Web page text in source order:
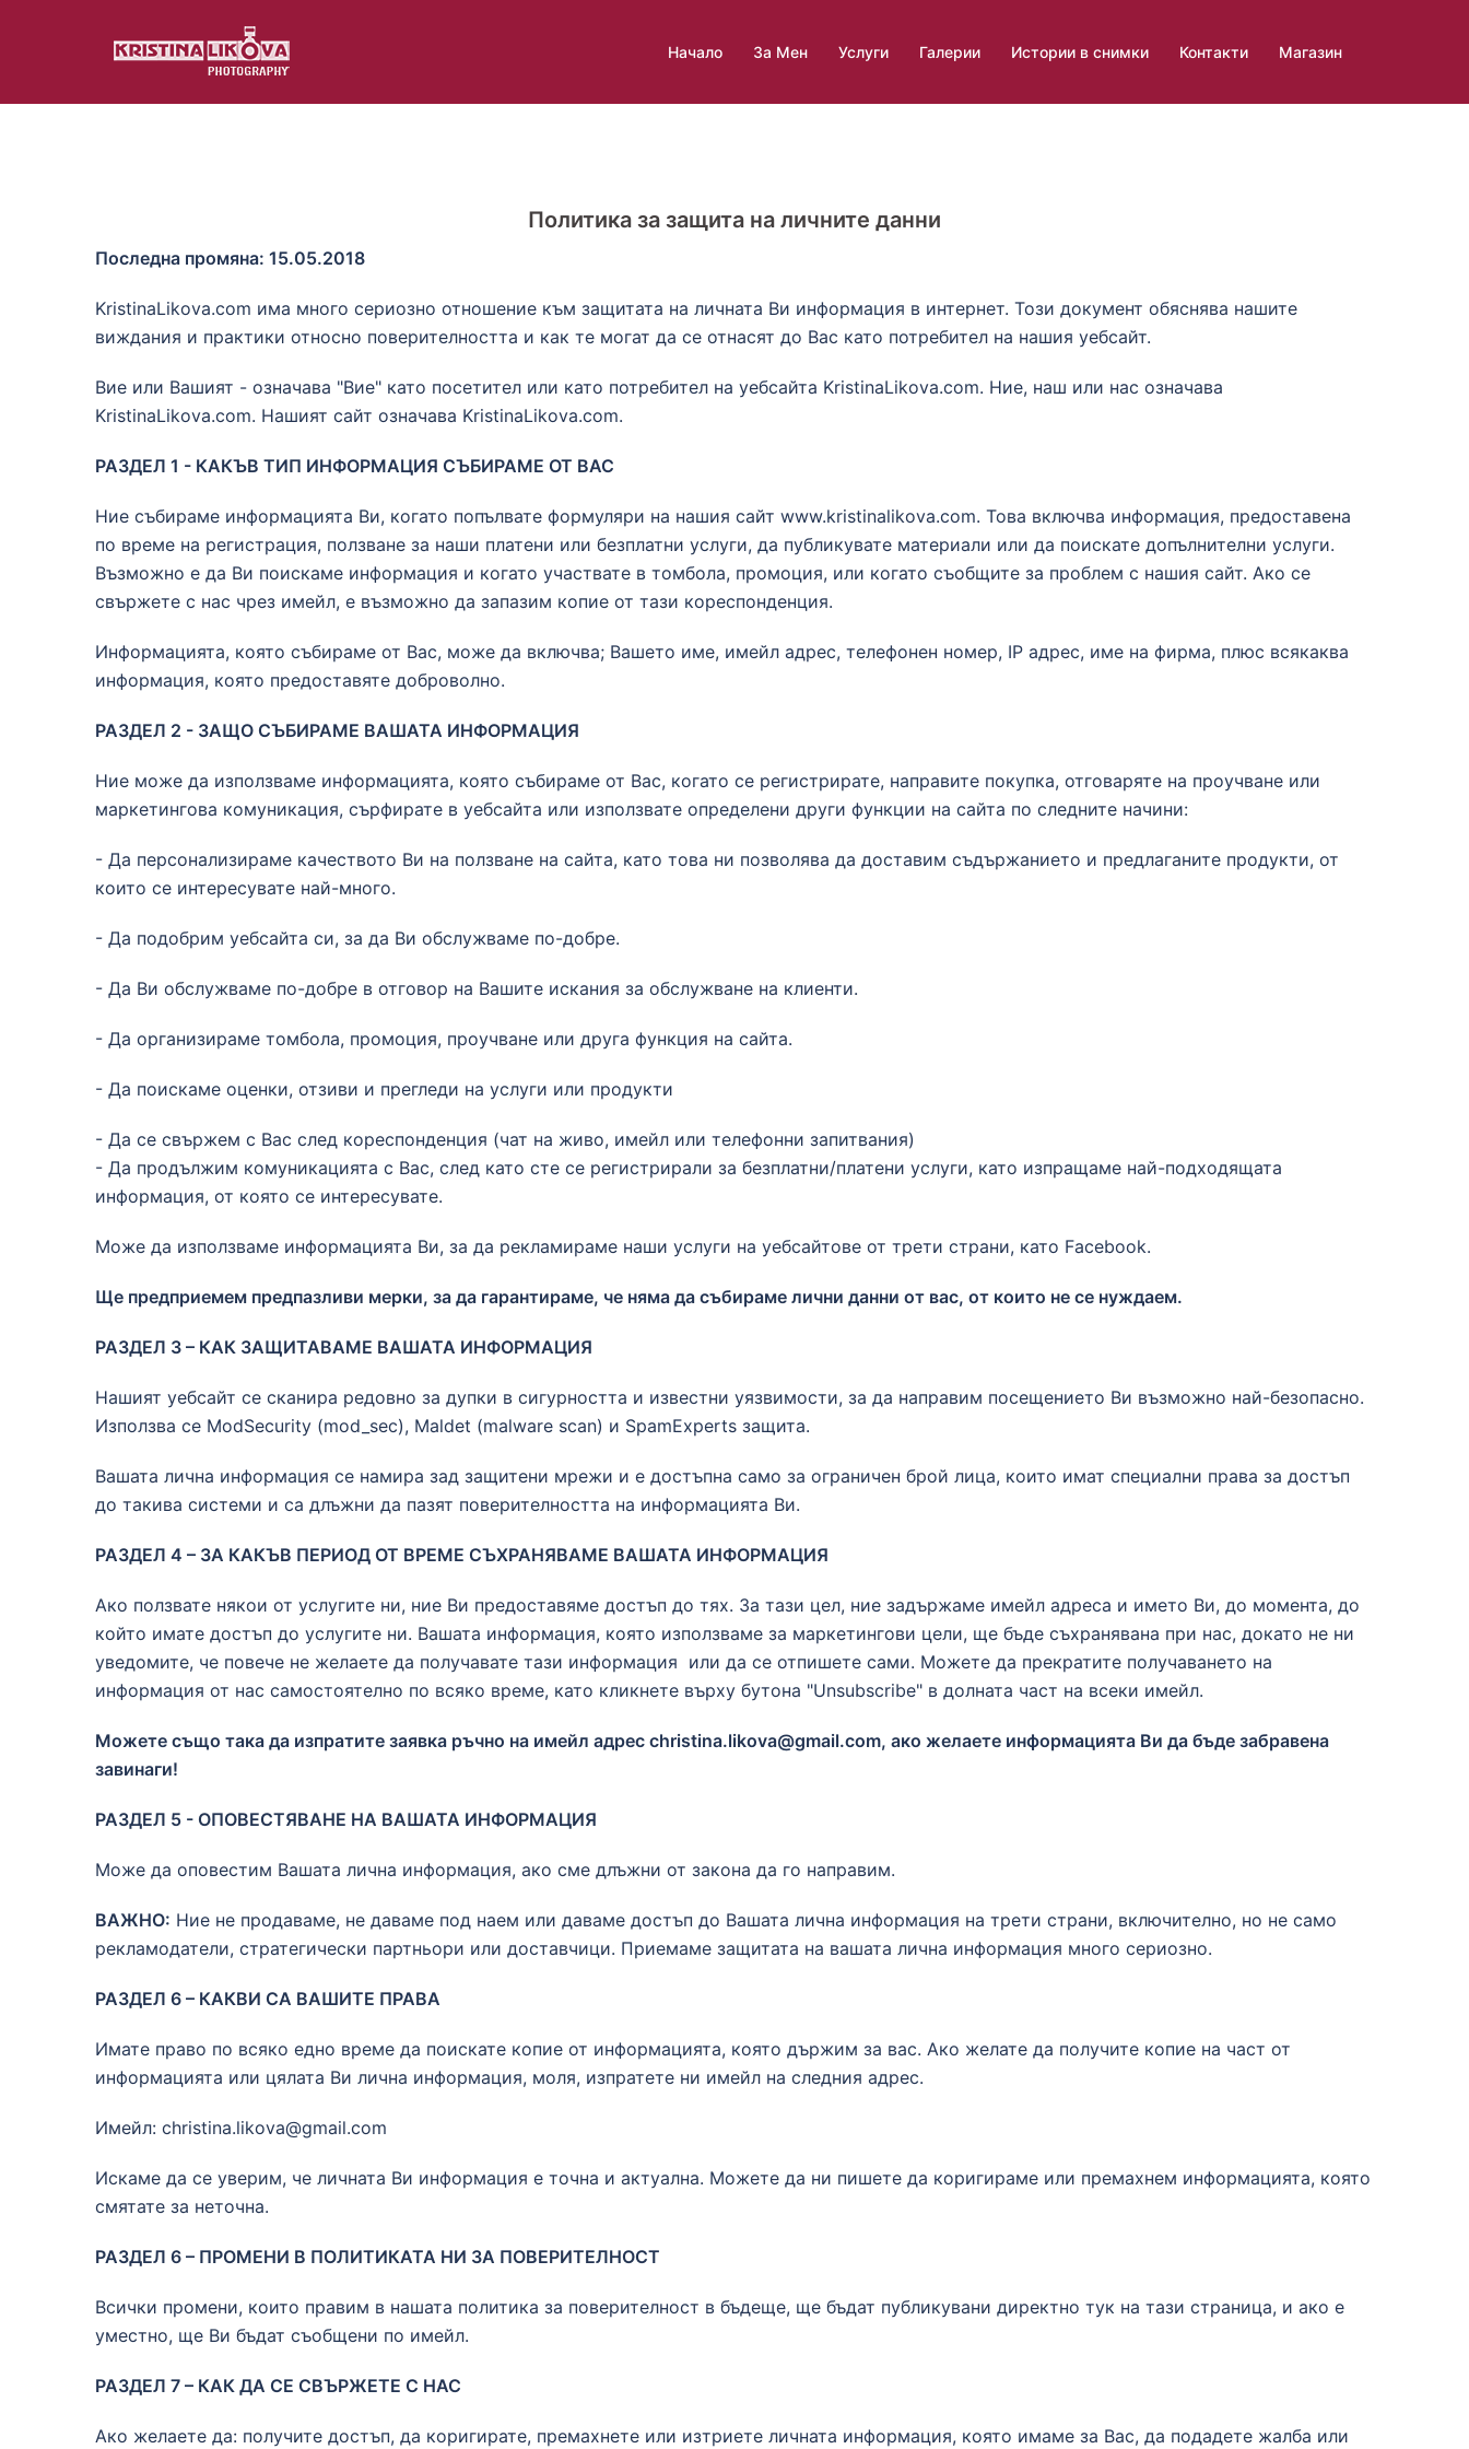
Начало За Мен Услуги Галерии Истории в снимки Контакти Магазин
Политика за защита на личните данни
Последна промяна: 15.05.2018
KristinaLikova.com има много сериозно отношение към защитата на личната Ви информация в интернет. Този документ обяснява нашите
виждания и практики относно поверителността и как те могат да се отнасят до Вас като потребител на нашия уебсайт.
Вие или Вашият - означава "Вие" като посетител или като потребител на уебсайта KristinaLikova.com. Ние, наш или нас означава
KristinaLikova.com. Нашият сайт означава KristinaLikova.com.
РАЗДЕЛ 1 - КАКЪВ ТИП ИНФОРМАЦИЯ СЪБИРАМЕ ОТ ВАС
Ние събираме информацията Ви, когато попълвате формуляри на нашия сайт www.kristinalikova.com. Това включва информация, предоставена
по време на регистрация, ползване за наши платени или безплатни услуги, да публикувате материали или да поискате допълнителни услуги.
Възможно е да Ви поискаме информация и когато участвате в томбола, промоция, или когато съобщите за проблем с нашия сайт. Ако се
свържете с нас чрез имейл, е възможно да запазим копие от тази кореспонденция.
Информацията, която събираме от Вас, може да включва; Вашето име, имейл адрес, телефонен номер, IP адрес, име на фирма, плюс всякаква
информация, която предоставяте доброволно.
РАЗДЕЛ 2 - ЗАЩО СЪБИРАМЕ ВАШАТА ИНФОРМАЦИЯ
Ние може да използваме информацията, която събираме от Вас, когато се регистрирате, направите покупка, отговаряте на проучване или
маркетингова комуникация, сърфирате в уебсайта или използвате определени други функции на сайта по следните начини:
- Да персонализираме качеството Ви на ползване на сайта, като това ни позволява да доставим съдържанието и предлаганите продукти, от
които се интересувате най-много.
- Да подобрим уебсайта си, за да Ви обслужваме по-добре.
- Да Ви обслужваме по-добре в отговор на Вашите искания за обслужване на клиенти.
- Да организираме томбола, промоция, проучване или друга функция на сайта.
- Да поискаме оценки, отзиви и прегледи на услуги или продукти
- Да се свържем с Вас след кореспонденция (чат на живо, имейл или телефонни запитвания)
- Да продължим комуникацията с Вас, след като сте се регистрирали за безплатни/платени услуги, като изпращаме най-подходящата
информация, от която се интересувате.
Може да използваме информацията Ви, за да рекламираме наши услуги на уебсайтове от трети страни, като Facebook.
Ще предприемем предпазливи мерки, за да гарантираме, че няма да събираме лични данни от вас, от които не се нуждаем.
РАЗДЕЛ 3 – КАК ЗАЩИТАВАМЕ ВАШАТА ИНФОРМАЦИЯ
Нашият уебсайт се сканира редовно за дупки в сигурността и известни уязвимости, за да направим посещението Ви възможно най-безопасно.
Използва се ModSecurity (mod_sec), Maldet (malware scan) и SpamExperts защита.
Вашата лична информация се намира зад защитени мрежи и е достъпна само за ограничен брой лица, които имат специални права за достъп
до такива системи и са длъжни да пазят поверителността на информацията Ви.
РАЗДЕЛ 4 – ЗА КАКЪВ ПЕРИОД ОТ ВРЕМЕ СЪХРАНЯВАМЕ ВАШАТА ИНФОРМАЦИЯ
Ако ползвате някои от услугите ни, ние Ви предоставяме достъп до тях. За тази цел, ние задържаме имейл адреса и името Ви, до момента, до
който имате достъп до услугите ни. Вашата информация, която използваме за маркетингови цели, ще бъде съхранявана при нас, докато не ни
уведомите, че повече не желаете да получавате тази информация или да се отпишете сами. Можете да прекратите получаването на
информация от нас самостоятелно по всяко време, като кликнете върху бутона "Unsubscribe" в долната част на всеки имейл.
Можете също така да изпратите заявка ръчно на имейл адрес christina.likova@gmail.com, ако желаете информацията Ви да бъде забравена
завинаги!
РАЗДЕЛ 5 - ОПОВЕСТЯВАНЕ НА ВАШАТА ИНФОРМАЦИЯ
Може да оповестим Вашата лична информация, ако сме длъжни от закона да го направим.
ВАЖНО: Ние не продаваме, не даваме под наем или даваме достъп до Вашата лична информация на трети страни, включително, но не само
рекламодатели, стратегически партньори или доставчици. Приемаме защитата на вашата лична информация много сериозно.
РАЗДЕЛ 6 – КАКВИ СА ВАШИТЕ ПРАВА
Имате право по всяко едно време да поискате копие от информацията, която държим за вас. Ако желате да получите копие на част от
информацията или цялата Ви лична информация, моля, изпратете ни имейл на следния адрес.
Имейл: christina.likova@gmail.com
Искаме да се уверим, че личната Ви информация е точна и актуална. Можете да ни пишете да коригираме или премахнем информацията, която
смятате за неточна.
РАЗДЕЛ 6 – ПРОМЕНИ В ПОЛИТИКАТА НИ ЗА ПОВЕРИТЕЛНОСТ
Всички промени, които правим в нашата политика за поверителност в бъдеще, ще бъдат публикувани директно тук на тази страница, и ако е
уместно, ще Ви бъдат съобщени по имейл.
РАЗДЕЛ 7 – КАК ДА СЕ СВЪРЖЕТЕ С НАС
Ако желаете да: получите достъп, да коригирате, премахнете или изтриете личната информация, която имаме за Вас, да подадете жалба или